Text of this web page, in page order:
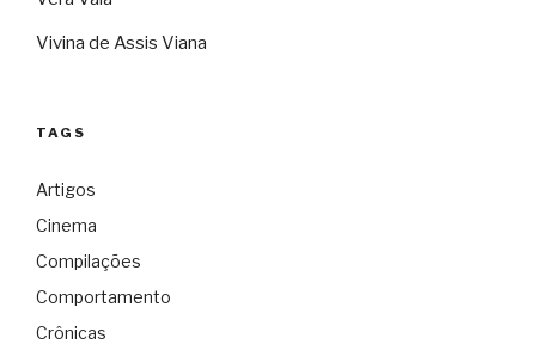
Vivina de Assis Viana
TAGS
Artigos
Cinema
Compilações
Comportamento
Crônicas